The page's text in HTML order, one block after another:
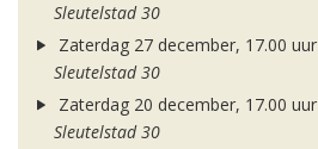
Sleutelstad 30
Zaterdag 27 december, 17.00 uur
Sleutelstad 30
Zaterdag 20 december, 17.00 uur
Sleutelstad 30